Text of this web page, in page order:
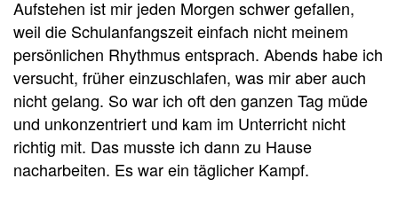
Aufstehen ist mir jeden Morgen schwer gefallen,
weil die Schulanfangszeit einfach nicht meinem
persönlichen Rhythmus entsprach. Abends habe ich
versucht, früher einzuschlafen, was mir aber auch
nicht gelang. So war ich oft den ganzen Tag müde
und unkonzentriert und kam im Unterricht nicht
richtig mit. Das musste ich dann zu Hause
nacharbeiten. Es war ein täglicher Kampf.